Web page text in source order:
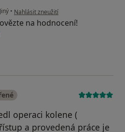
Jiný • podle názoru uživatele Ondřej
Nahlásit zneužití
na hodnocení!
operaci kolene (
a provedená práce je